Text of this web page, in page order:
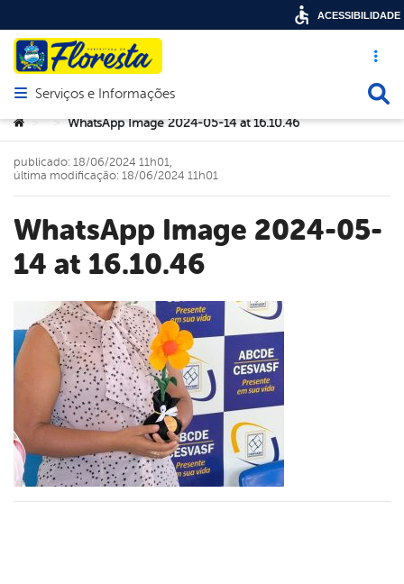
Acesso
Abrir menu principal de navegação
Serviços e Informações
Você está aqui:
> > WhatsApp Image 2024-05-14 at 16.10.46
WhatsApp Image 2024-05-
14 at 16.10.46
publicado: 18/06/2024 11h01,
última modificação: 18/06/2024 11h01
ACESSIBILIDADE